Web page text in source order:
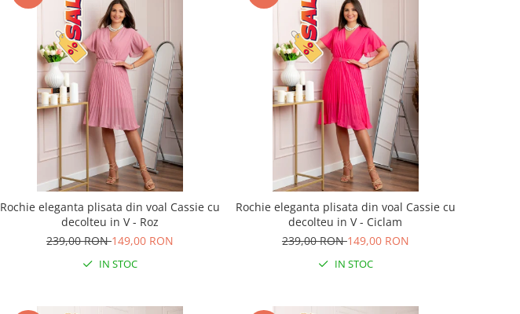
Rochie eleganta plisata din voal Cassie cu
decolteu in V - Roz
239,00 RON149,00 RON
IN STOC
Rochie eleganta plisata din voal Cassie cu
decolteu in V - Ciclam
239,00 RON149,00 RON
IN STOC